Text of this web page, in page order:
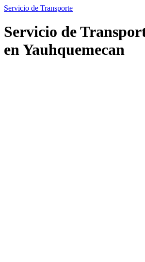
Servicio de Transporte
Servicio de
en Yauhquemecan